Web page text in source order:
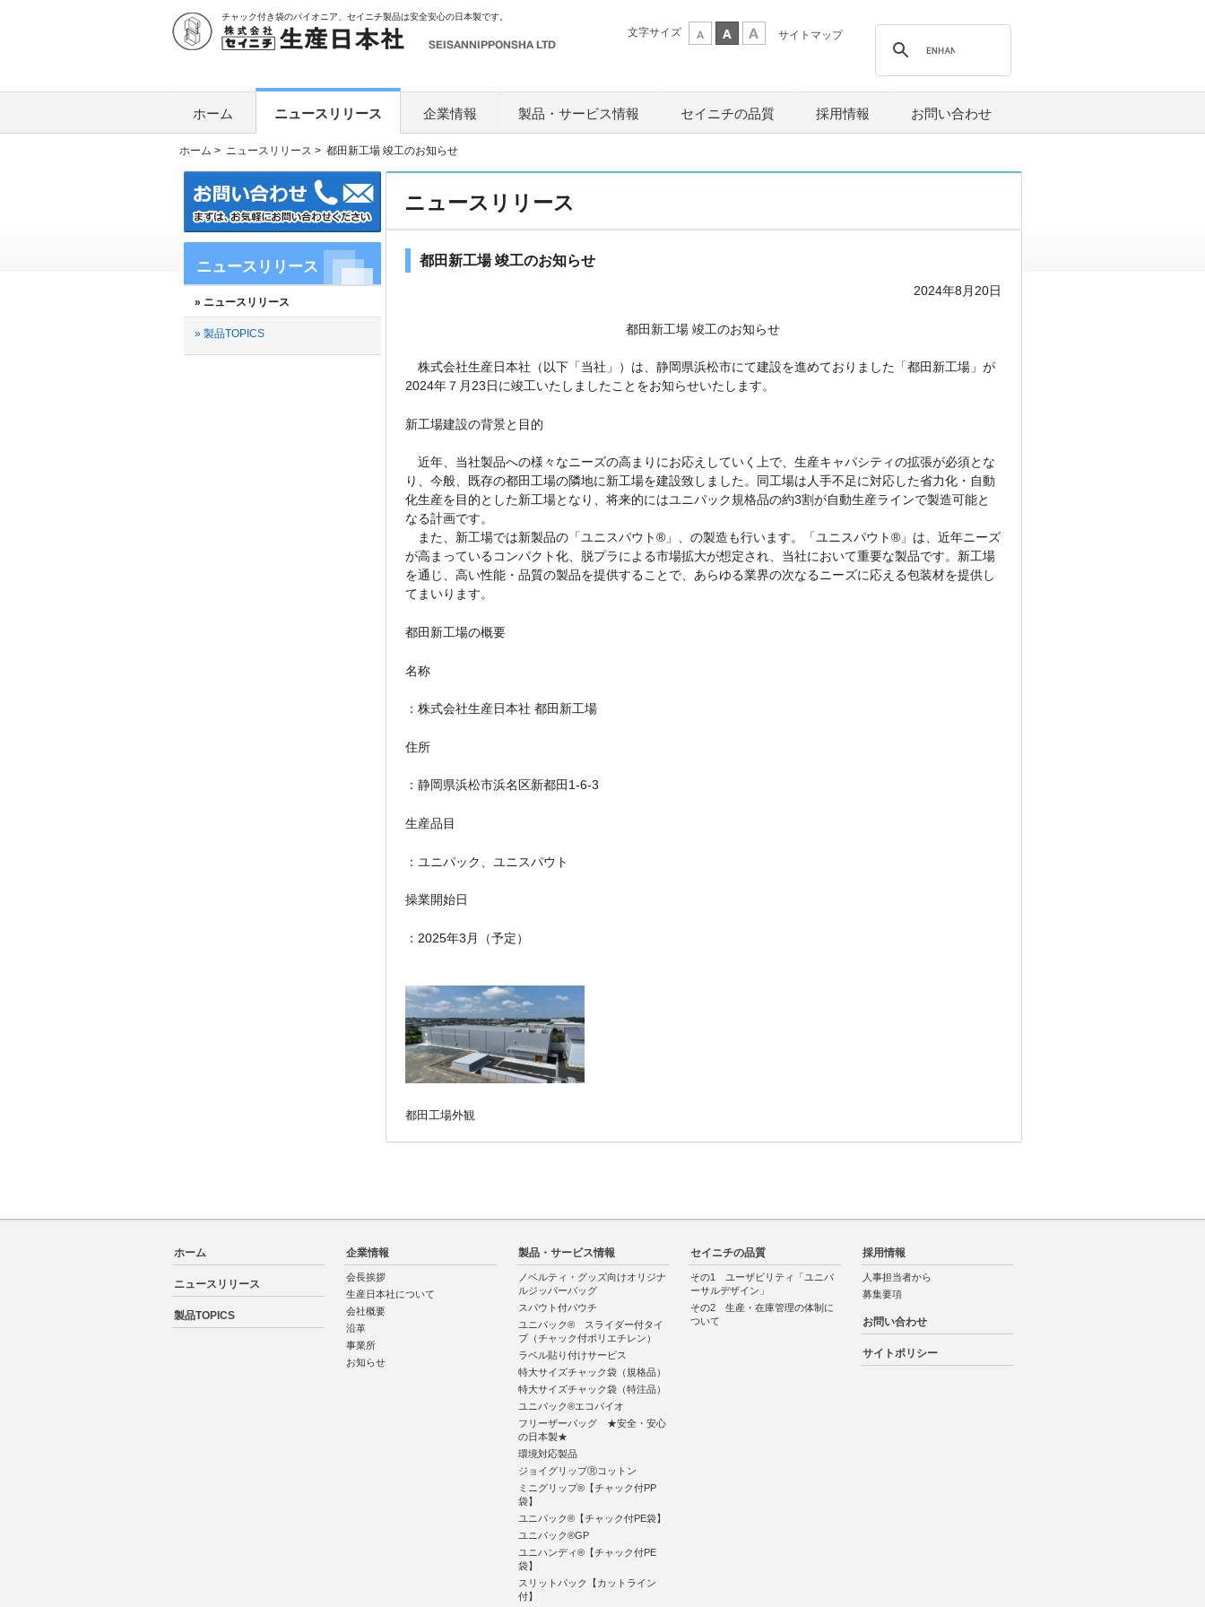
チャック付き袋のパイオニア、セイニチ製品は安全安心の日本製です。
文字サイズ サイトマップ
ホーム ニュースリリース 企業情報 製品・サービス情報 セイニチの品質 採用情報 お問い合わせ
ホーム > ニュースリリース > 都田新工場 竣工のお知らせ
ニュースリリース
» ニュースリリース
» 製品TOPICS
ニュースリリース
都田新工場 竣工のお知らせ
2024年8月20日
都田新工場 竣工のお知らせ
株式会社生産日本社（以下「当社」）は、静岡県浜松市にて建設を進めておりました「都田新工場」が
2024年７月23日に竣工いたしましたことをお知らせいたします。
新工場建設の背景と目的
近年、当社製品への様々なニーズの高まりにお応えしていく上で、生産キャパシティの拡張が必須とな
り、今般、既存の都田工場の隣地に新工場を建設致しました。同工場は人手不足に対応した省力化・自動
化生産を目的とした新工場となり、将来的にはユニパック規格品の約3割が自動生産ラインで製造可能と
なる計画です。
また、新工場では新製品の「ユニスパウト®」、の製造も行います。「ユニスパウト®」は、近年ニーズ
が高まっているコンパクト化、脱プラによる市場拡大が想定され、当社において重要な製品です。新工場
を通じ、高い性能・品質の製品を提供することで、あらゆる業界の次なるニーズに応える包装材を提供し
てまいります。
都田新工場の概要
名称
：株式会社生産日本社 都田新工場
住所
：静岡県浜松市浜名区新都田1-6-3
生産品目
：ユニパック、ユニスパウト
操業開始日
：2025年3月（予定）
都田工場外観
ホーム
ニュースリリース
製品TOPICS
企業情報
会長挨拶
生産日本社について
会社概要
沿革
事業所
お知らせ
製品・サービス情報
ノベルティ・グッズ向けオリジナ
ルジッパーバッグ
スパウト付パウチ
ユニパック® スライダー付タイ
プ（チャック付ポリエチレン）
ラベル貼り付けサービス
特大サイズチャック袋（規格品）
特大サイズチャック袋（特注品）
ユニパック®エコバイオ
フリーザーバッグ ★安全・安心
の日本製★
環境対応製品
ジョイグリップⓇコットン
ミニグリップ®【チャック付PP
袋】
ユニパック®【チャック付PE袋】
ユニパック®GP
ユニハンディ®【チャック付PE
袋】
スリットパック【カットライン
付】
セイニチの品質
その1 ユーザビリティ「ユニバ
ーサルデザイン」
その2 生産・在庫管理の体制に
ついて
採用情報
人事担当者から
募集要項
お問い合わせ
サイトポリシー